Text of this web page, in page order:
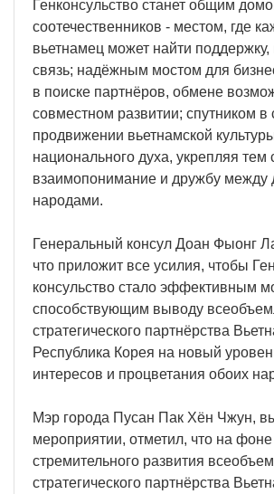
Генконсульство станет общим
соотечественников - местом, где
вьетнамец может найти
связь; надёжным мостом для
в поиске партнёров, обмене
совместном развитии; спутником в
продвижении вьетнамской
национального духа, укрепляя
взаимопонимание и дружбу между
народами.
Генеральный консул Доан Фыонг
что приложит все усилия, чтобы
консульство стало эффективным
способствующим выводу
стратегического партнёрства
Республика Корея на новый
интересов и процветания обоих
Мэр города Пусан Пак Хён Чжун,
мероприятии, отметил, что на фоне
стремительного развития
стратегического партнёрства